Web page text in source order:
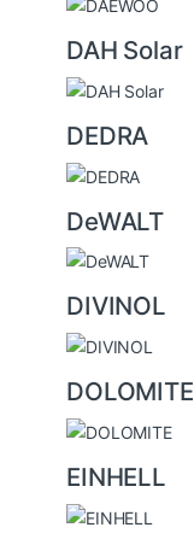
DAH Solar
DEDRA
DeWALT
DIVINOL
DOLOMITE
EINHELL